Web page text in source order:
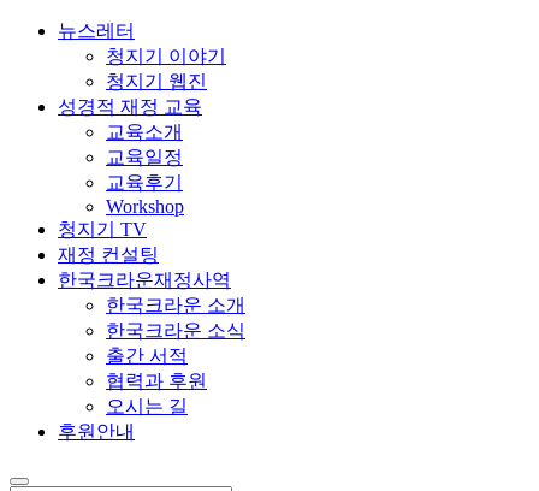
뉴스레터
청지기 이야기
청지기 웹진
성경적 재정 교육
교육소개
교육일정
교육후기
Workshop
청지기 TV
재정 컨설팅
한국크라운재정사역
한국크라운 소개
한국크라운 소식
출간 서적
협력과 후원
오시는 길
후원안내